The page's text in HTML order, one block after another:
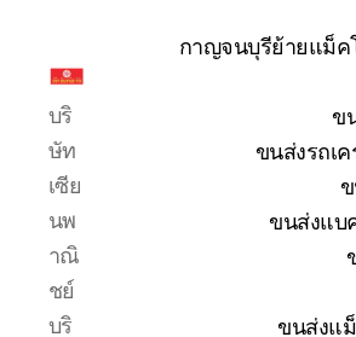
ขน
ย้าย
รถ
โฮ
ทั่ว
ประเทศ.com
บริ
ษัท
เซีย
นพ
าณิ
ชย์
บริ
กาญจนบุรีย้ายแม็ค
ข
ขนส่งรถเ
ขนส่งแบ
ขนส่งแ